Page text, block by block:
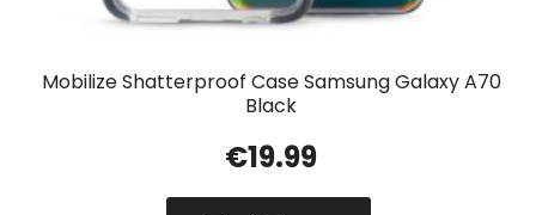
Mobilize Shatterproof Case Samsung Galaxy A70
Black
€19.99